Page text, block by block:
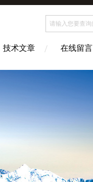
技术文章 在线留言